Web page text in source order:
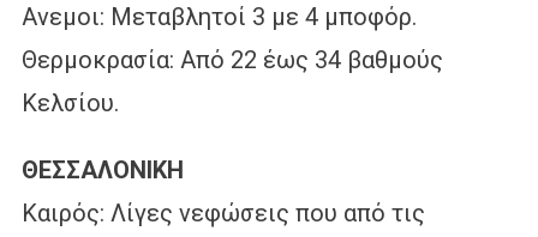
Ανεμοι: Μεταβλητοί 3 με 4 μποφόρ.
Θερμοκρασία: Από 22 έως 34 βαθμούς
Κελσίου.
ΘΕΣΣΑΛΟΝΙΚΗ
Καιρός: Λίγες νεφώσεις που από τις